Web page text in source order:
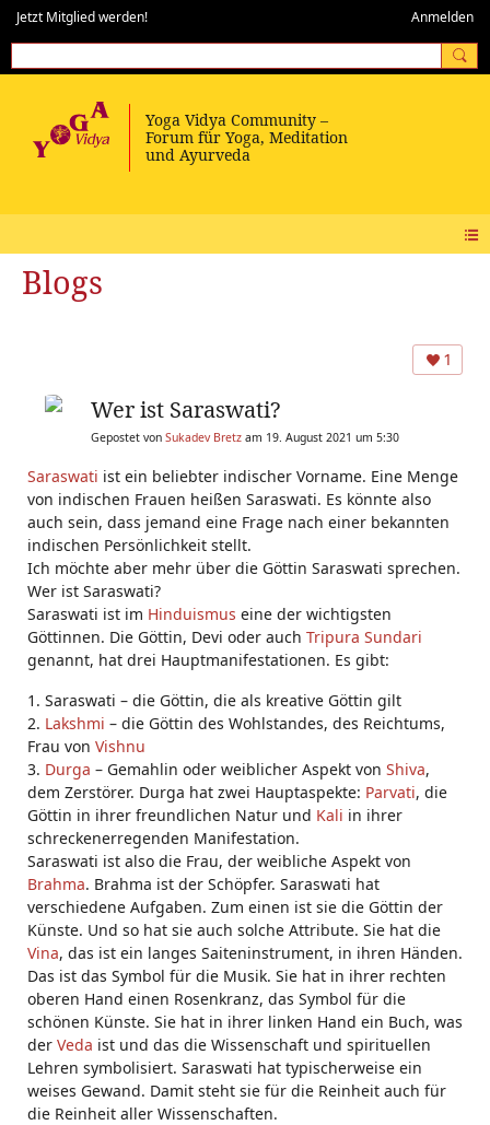
Jetzt Mitglied werden! Anmelden
Blogs
1
Wer ist Saraswati?
Gepostet von Sukadev Bretz am 19. August 2021 um 5:30
Saraswati ist ein beliebter indischer Vorname. Eine Menge
von indischen Frauen heißen Saraswati. Es könnte also
auch sein, dass jemand eine Frage nach einer bekannten
indischen Persönlichkeit stellt.
Ich möchte aber mehr über die Göttin Saraswati sprechen.
Wer ist Saraswati?
Saraswati ist im Hinduismus eine der wichtigsten
Göttinnen. Die Göttin, Devi oder auch Tripura Sundari
genannt, hat drei Hauptmanifestationen. Es gibt:
1. Saraswati – die Göttin, die als kreative Göttin gilt
2. Lakshmi – die Göttin des Wohlstandes, des Reichtums,
Frau von Vishnu
3. Durga – Gemahlin oder weiblicher Aspekt von Shiva,
dem Zerstörer. Durga hat zwei Hauptaspekte: Parvati, die
Göttin in ihrer freundlichen Natur und Kali in ihrer
schreckenerregenden Manifestation.
Saraswati ist also die Frau, der weibliche Aspekt von
Brahma. Brahma ist der Schöpfer. Saraswati hat
verschiedene Aufgaben. Zum einen ist sie die Göttin der
Künste. Und so hat sie auch solche Attribute. Sie hat die
Vina, das ist ein langes Saiteninstrument, in ihren Händen.
Das ist das Symbol für die Musik. Sie hat in ihrer rechten
oberen Hand einen Rosenkranz, das Symbol für die
schönen Künste. Sie hat in ihrer linken Hand ein Buch, was
der Veda ist und das die Wissenschaft und spirituellen
Lehren symbolisiert. Saraswati hat typischerweise ein
weises Gewand. Damit steht sie für die Reinheit auch für
die Reinheit aller Wissenschaften.